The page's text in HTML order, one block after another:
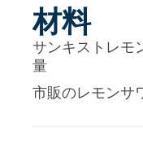
材料
サンキストレモ
量
市販のレモンサ